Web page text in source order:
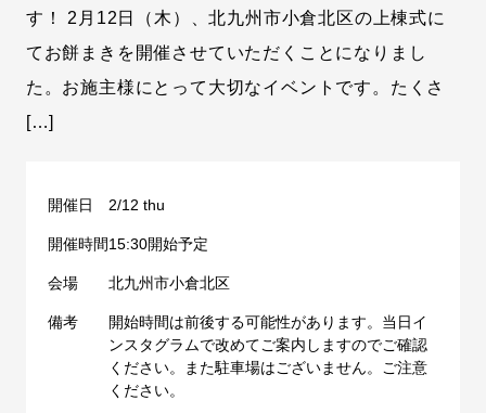
す！ 2月12日（木）、北九州市小倉北区の上棟式に
てお餅まきを開催させていただくことになりまし
た。お施主様にとって大切なイベントです。たくさ
[…]
開催日 2/12 thu
開催時間15:30開始予定
会場 北九州市小倉北区
備考
開始時間は前後する可能性があります。当日イ
ンスタグラムで改めてご案内しますのでご確認
ください。また駐車場はございません。ご注意
ください。